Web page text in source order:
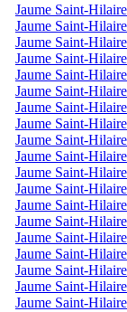
Jaume Saint-
Jaume Saint-
Jaume Saint-
Jaume Saint-
Jaume Saint-
Jaume Saint-
Jaume Saint-
Jaume Saint-
Jaume Saint-
Jaume Saint-
Jaume Saint-
Jaume Saint-
Jaume Saint-
Jaume Saint-
Jaume Saint-
Jaume Saint-
Jaume Saint-
Jaume Saint-
Jaume Saint-